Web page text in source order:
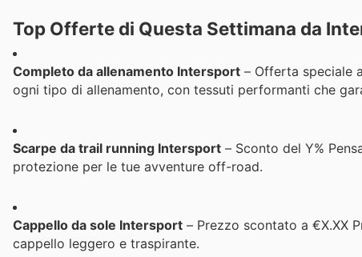
Top Offerte di Questa Settimana da
Completo da allenamento Intersport – Offerta speciale
ogni tipo di allenamento, con tessuti performanti che
Scarpe da trail running Intersport – Sconto del Y%
protezione per le tue avventure off-road.
Cappello da sole Intersport – Prezzo scontato a €X.XX
cappello leggero e traspirante.